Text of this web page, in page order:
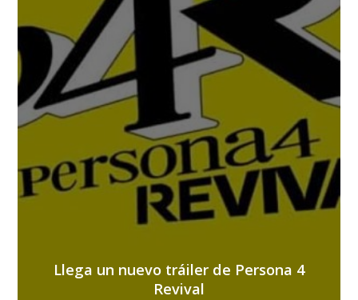
Llega un nuevo tráiler de Persona 4
Revival